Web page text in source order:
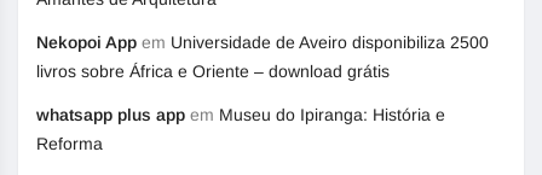
Nekopoi App em Universidade de Aveiro disponibiliza 2500
livros sobre África e Oriente – download grátis
whatsapp plus app em Museu do Ipiranga: História e
Reforma